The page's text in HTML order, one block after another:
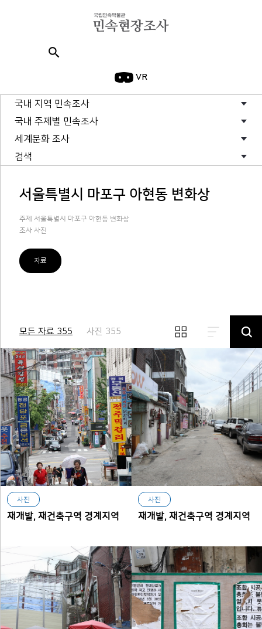
search
VR
국내 지역 민속조사
국내 주제별 민속조사
세계문화 조사
검색
서울특별시 마포구 아현동 변화상
주제 서울특별시 마포구 아현동 변화상
조사 사진
자료
모든 자료 355 사진 355
사진
재개발, 재건축구역 경계지역
사진
재개발, 재건축구역 경계지역